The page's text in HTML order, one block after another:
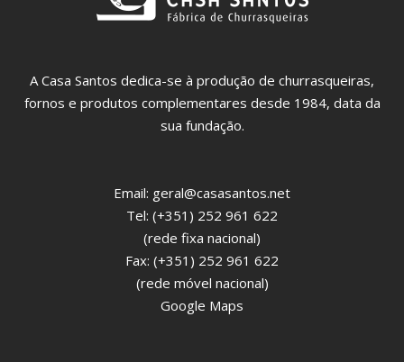
A Casa Santos dedica-se à produção de churrasqueiras,
fornos e produtos complementares desde 1984, data da
sua fundação.
Email: geral@casasantos.net
Tel: (+351) 252 961 622
(rede fixa nacional)
Fax: (+351) 252 961 622
(rede móvel nacional)
Google Maps